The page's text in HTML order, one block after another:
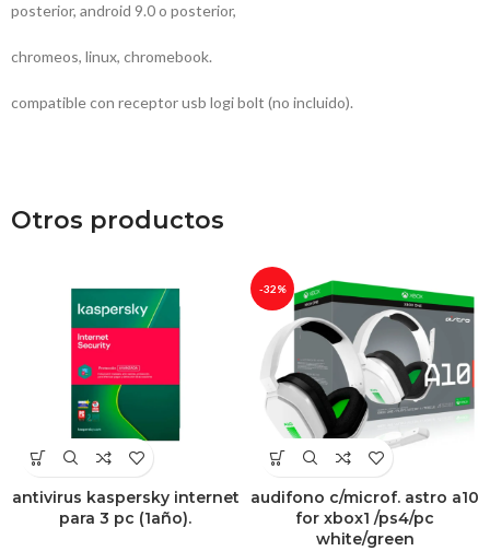
posterior, android 9.0 o posterior,
chromeos, linux, chromebook.
compatible con receptor usb logi bolt (no incluido).
Otros productos
antivirus kaspersky internet
para 3 pc (1año).
-32%
audifono c/microf. astro a10
for xbox1 /ps4/pc
white/green